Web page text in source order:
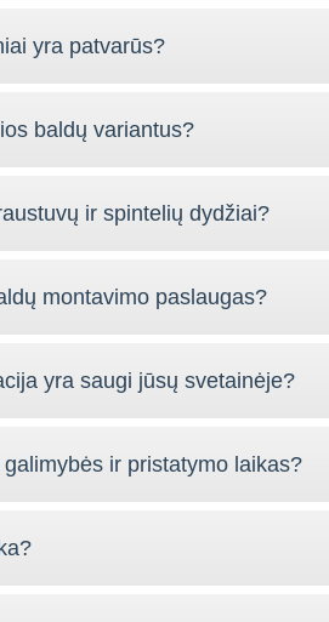
yra patvarūs?
baldų variantus?
ir spintelių dydžiai?
montavimo paslaugas?
yra saugi jūsų svetainėje?
ir pristatymo laikas?